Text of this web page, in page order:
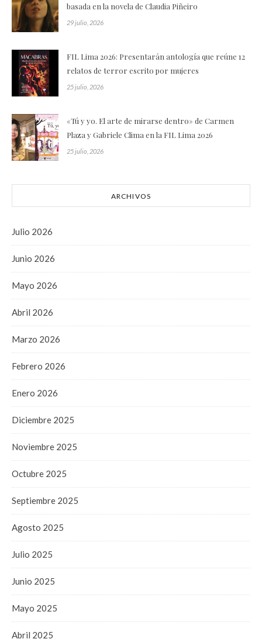
basada en la novela de Claudia Piñeiro
29 julio, 2026
FIL Lima 2026: Presentarán antología que reúne 12
relatos de terror escrito por mujeres
25 julio, 2026
«Tú y yo. El arte de mirarse dentro» de Carmen
Plaza y Gabriele Clima en la FIL Lima 2026
25 julio, 2026
ARCHIVOS
Julio 2026
Junio 2026
Mayo 2026
Abril 2026
Marzo 2026
Febrero 2026
Enero 2026
Diciembre 2025
Noviembre 2025
Octubre 2025
Septiembre 2025
Agosto 2025
Julio 2025
Junio 2025
Mayo 2025
Abril 2025